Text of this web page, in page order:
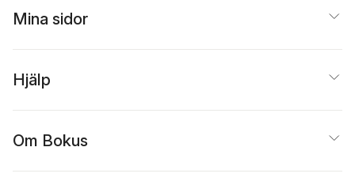
Mina sidor
Hjälp
Om Bokus